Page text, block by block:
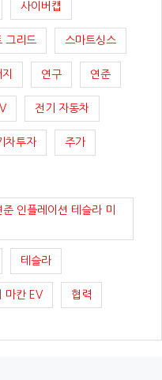
사이버캡
그리드 스마트싱스
연구 연준
전기 자동차
차투자 주가
인플레이션 테슬라 미
테슬라
마칸 EV 협력